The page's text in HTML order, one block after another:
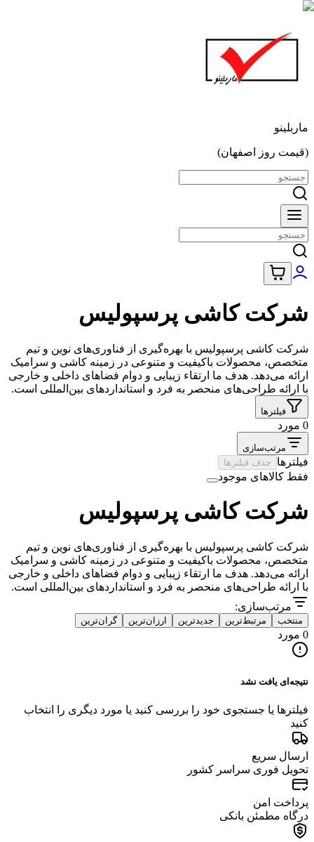
ماربلینو
(قیمت روز اصفهان)
شرکت کاشی پرسپولیس
شرکت کاشی پرسپولیس با بهره‌گیری از فناوری‌های نوین و تیم
متخصص، محصولات باکیفیت و متنوعی در زمینه کاشی و سرامیک
ارائه می‌دهد. هدف ما ارتقاء زیبایی و دوام فضاهای داخلی و خارجی
با ارائه طراحی‌های منحصر به فرد و استانداردهای بین‌المللی است.
فیلترها
0 مورد
مرتب‌سازی
فیلترها حذف فیلترها
فقط کالاهای موجود
شرکت کاشی پرسپولیس
شرکت کاشی پرسپولیس با بهره‌گیری از فناوری‌های نوین و تیم
متخصص، محصولات باکیفیت و متنوعی در زمینه کاشی و سرامیک
ارائه می‌دهد. هدف ما ارتقاء زیبایی و دوام فضاهای داخلی و خارجی
با ارائه طراحی‌های منحصر به فرد و استانداردهای بین‌المللی است.
مرتب‌سازی:
منتخب مرتبط‌ترین جدیدترین ارزان‌ترین گران‌ترین
0 مورد
نتیجه‌ای یافت نشد
فیلترها یا جستجوی خود را بررسی کنید یا مورد دیگری را انتخاب
کنید
ارسال سریع
تحویل فوری سراسر کشور
پرداخت امن
درگاه مطمئن بانکی